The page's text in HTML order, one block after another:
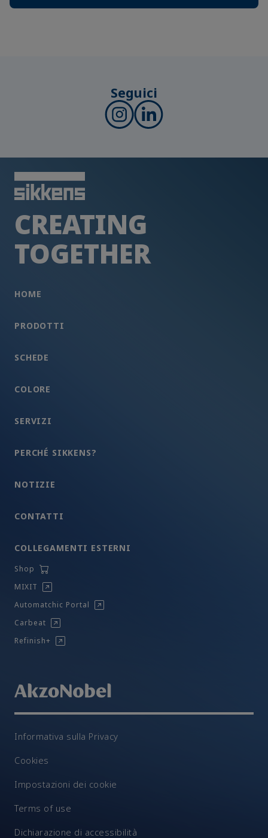
Seguici
CREATING
TOGETHER
HOME
PRODOTTI
SCHEDE
COLORE
SERVIZI
PERCHÉ SIKKENS?
NOTIZIE
CONTATTI
COLLEGAMENTI ESTERNI
Shop
MIXIT
Automatchic Portal
Carbeat
Refinish+
Informativa sulla Privacy
Cookies
Impostazioni dei cookie
Terms of use
Dichiarazione di accessibilità